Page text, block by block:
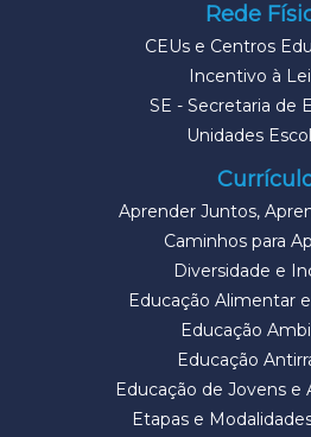
Rede
CEUs e Centros
Incentivo à
SE - Secretaria de
Unidades
Aprender Juntos,
Caminhos para
Diversidade e
Educação Alimentar
Educação
Educação
Educação de Jovens e
Etapas e